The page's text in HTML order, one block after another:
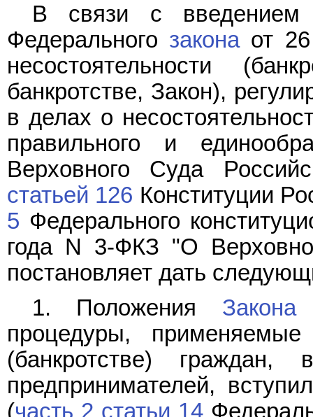
В связи с введением
Федерального законаот 26
несостоятельности
банкротстве, Закон),
в делах о
правильного и
Верховного Суда
статьей 126 Конституции
5 Федерального
года N 3-ФКЗ "О
постановляет дать
1. Положения Закона
процедуры,
(банкротстве)
предпринимателей,
(часть 2 статьи 14